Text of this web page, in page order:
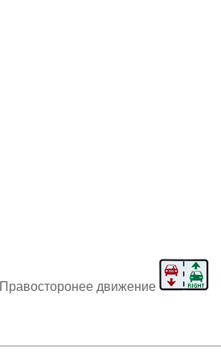
Правосторонее движение